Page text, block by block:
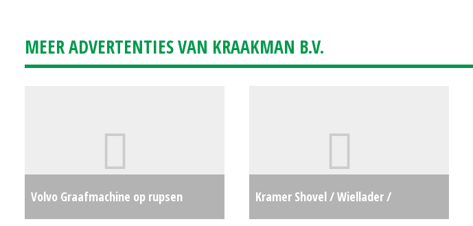
MEER ADVERTENTIES VAN KRAAKMAN B.V.
Volvo Graafmachine op rupsen
Kramer Shovel / Wiellader /